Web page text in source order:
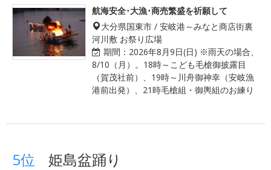
航海安全･大漁･商売繁盛を祈願して
大分県国東市 / 安岐港～みなと商店街裏
河川敷 お祭り広場
期間： 2026年8月9日(日) ※雨天の場合、
8/10（月）。18時～こども毛槍御披露目
（賀茂社前）、19時～川舟御神幸（安岐漁
港前出発）、21時毛槍組・御輿組のお練り
5位 姫島盆踊り